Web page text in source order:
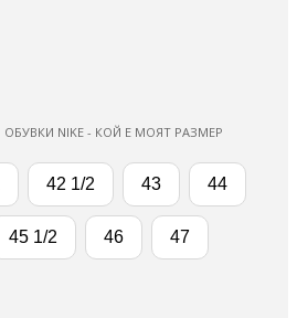
ОБУВКИ NIKE - КОЙ Е МОЯТ РАЗМЕР
42 1/2 43 44
45 1/2 46 47